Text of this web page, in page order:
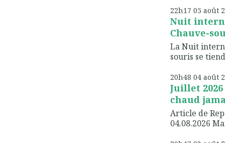
22h17 05 août
Nuit
Chauve-
La Nuit
souris se
20h48 04 août
Juillet
chaud
Article de
04.08.2026